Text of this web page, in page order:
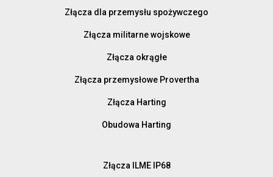
Złącza dla przemysłu spożywczego
Złącza militarne wojskowe
Złącza okrągłe
Złącza przemysłowe Provertha
Złącza Harting
Obudowa Harting
Złącza ILME IP68